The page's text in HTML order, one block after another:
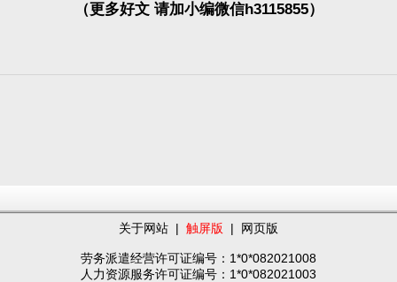
（更多好文 请加小编微信h3115855）
关于网站 | 触屏版 | 网页版
劳务派遣经营许可证编号：1*0*082021008
人力资源服务许可证编号：1*0*082021003